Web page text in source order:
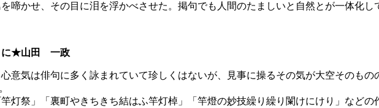
啼かせ、その目に泪を浮かべさせた。掲句でも人間のたましいと自然とが一体化し
に★山田 一政
意気は俳句に多く詠まれていて珍しくはないが、見事に操るその気が大空そのもの
灯祭」「裏町やきちきち結はふ竿灯棹」「竿燈の妙技繰り繰り闌けにけり」などの